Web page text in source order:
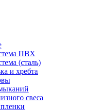
ПВХ
(сталь)
и хребта
свеса